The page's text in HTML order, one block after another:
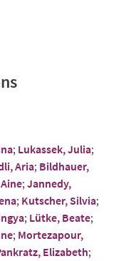
; Lukassek, Julia;
Aria; Bildhauer,
;Jannedy,
; Kutscher, Silvia;
; Lütke, Beate;
; Mortezapour,
Elizabeth;